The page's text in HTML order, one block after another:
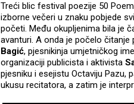
Treći blic festival poezije 50
izborne večeri u znaku pobjede
početi. Među okupljenima bila je
avanturi. A onda je počelo čitanje
Bagić, pjesnikinja umjetničkog
organizaciji publicista i aktivista
pjesniku i esejistu Octaviju Pazu,
ukusu recitatora, a zatim je